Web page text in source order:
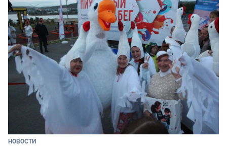
НОВОСТИ